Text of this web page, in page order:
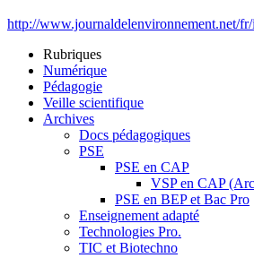
http://www.journaldelenvironnement.net/
Rubriques
Numérique
Pédagogie
Veille scientifique
Archives
Docs pédagogiques
PSE
PSE en CAP
VSP en CAP
PSE en BEP et Bac Pro
Enseignement adapté
Technologies Pro.
TIC et Biotechno